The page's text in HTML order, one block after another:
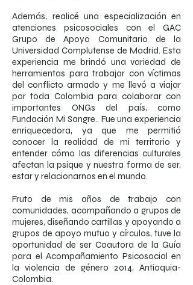
Además, realicé una especialización en
atenciones psicosociales con el GAC
Grupo de Apoyo Comunitario de la
Universidad Complutense de Madrid. Esta
experiencia me brindó una variedad de
herramientas para trabajar con víctimas
del conflicto armado y me llevó a viajar
por toda Colombia para colaborar con
importantes ONGs del país, como
Fundación Mi Sangre.. Fue una experiencia
enriquecedora, ya que me permitió
conocer la realidad de mi territorio y
entender cómo las diferencias culturales
afectan la psique y nuestra forma de ser,
estar y relacionarnos en el mundo.
Fruto de mis años de trabajo con
comunidades, acompañando a grupos de
mujeres, diseñando cartillas y apoyando a
grupos de apoyo mutuo y círculos, tuve la
oportunidad de ser Coautora de la Guía
para el Acompañamiento Psicosocial en
la violencia de género 2014, Antioquia-
Colombia.